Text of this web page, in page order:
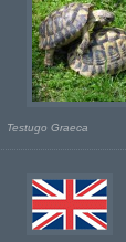
Testugo Graeca